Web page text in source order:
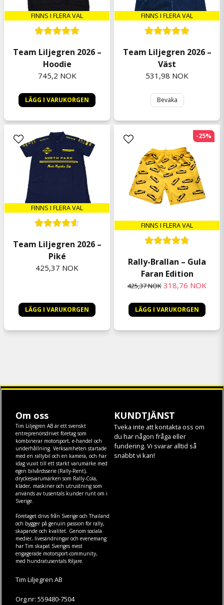
FINNS I FLERA VAL
Team Liljegren 2026 –
Hoodie
745,2 NOK
LÄGG I VARUKORGEN
FINNS I FLERA VAL
Team Liljegren 2026 –
Väst
531,98 NOK
Bevaka
FINNS I FLERA VAL
Team Liljegren 2026 –
Piké
425,37 NOK
LÄGG I VARUKORGEN
FINNS I FLERA VAL
Rally-Brallan – Gula
Faran Edition
425,37 NOK 318,76 NOK
LÄGG I VARUKORGEN
-25%
Om oss
Tim Liljegren AB är ett svenskt
entreprenörsdrivet företag som
kombinerar motorsport, e-handel och
underhållning. Verksamheten startade
med en rallybil och en kamera, och har
idag vuxit till ett starkt varumärke med
egen bilvårdsserie (Rally-Rent),
dryckesvarumärken som Rally-Cola,
kläder, maskineroch utrustning som
används av tusentals kunder runt om i
Sverige.
Företaget drivs från Sverige och Thailand
och bygger på genuin passion för rally,
skapande och kvalitet. Genom sociala
medier, livesändningar och evenemang
har Tim skapat Sveriges mest
engagerade motorsport-community,
med hundratusentals följare.
Tim Liljegren AB
Org.nr: 559480-7504
KUNDTJÄNST
Tveka inte att kontakta oss om
du har någon fråga eller
fundering. Vi svarar alltid så
snabbt vi kan!